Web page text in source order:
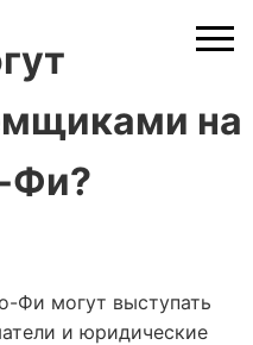
на
Фи?
Фи могут выступать
и юридические